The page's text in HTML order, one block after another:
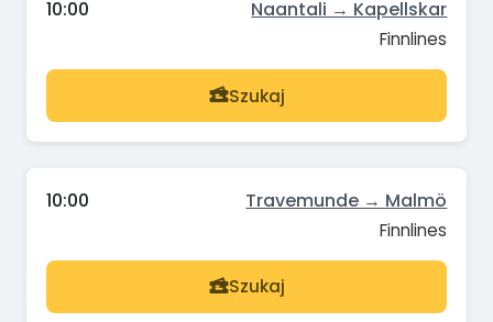
10:00 Naantali → Kapellskar
Finnlines
Szukaj
10:00 Travemunde → Malmö
Finnlines
Szukaj